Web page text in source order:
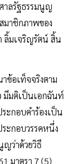
ลรัฐธรรมนูญ
มาชิกภาพของ
ลิ้มเจริญรัตน์ สิ้น
ข้อเท็จจริงตาม
มีมติเป็นเอกฉันท์
ระกอบคำร้องเป็น
ะกอบวรรคหนึ่ง
ว่าด้วยวิธี
มาตรา 7 (5)